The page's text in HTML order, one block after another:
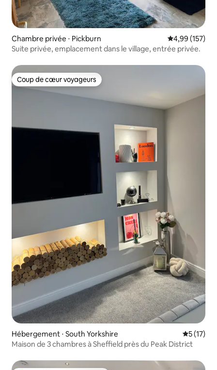
Chambre privée ⋅ Pickburn Évaluation
4,99 (157)
Suite privée, emplacement dans le village, entrée privée.
Coup de cœur voyageurs
Coup de cœur voyageurs
Hébergement ⋅ South Yorkshire
5 (17)
Maison de 3 chambres à Sheffield près du Peak District